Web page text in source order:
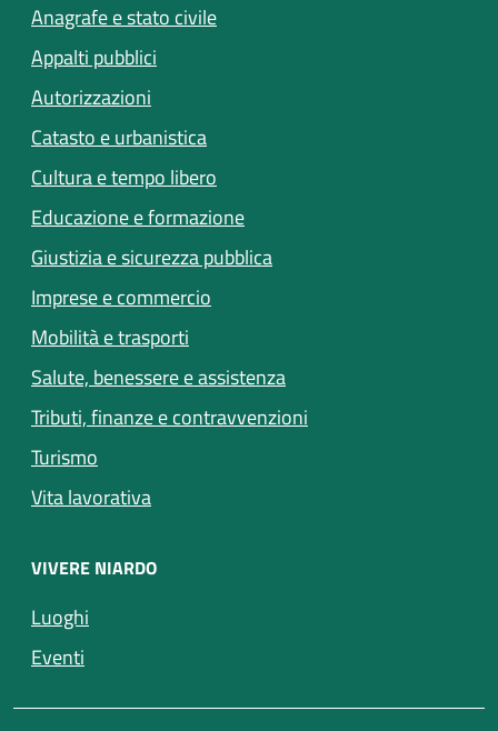
Anagrafe e stato civile
Appalti pubblici
Autorizzazioni
Catasto e urbanistica
Cultura e tempo libero
Educazione e formazione
Giustizia e sicurezza pubblica
Imprese e commercio
Mobilità e trasporti
Salute, benessere e assistenza
Tributi, finanze e contravvenzioni
Turismo
Vita lavorativa
VIVERE NIARDO
Luoghi
Eventi